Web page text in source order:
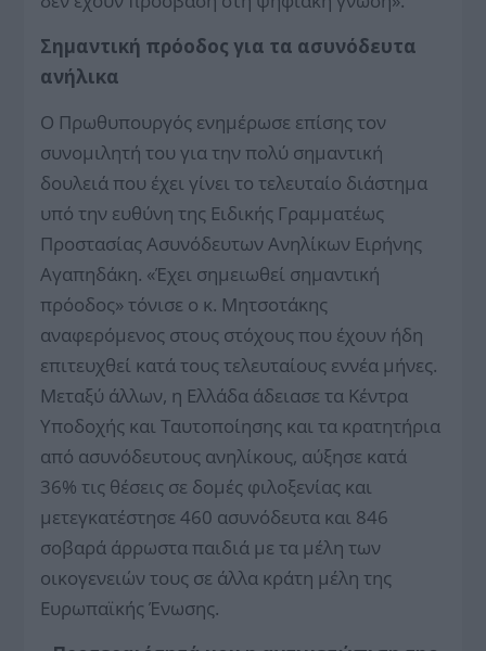
Σημαντική πρόοδος για τα ασυνόδευτα
ανήλικα
Ο Πρωθυπουργός ενημέρωσε επίσης τον
συνομιλητή του για την πολύ σημαντική
δουλειά που έχει γίνει το τελευταίο διάστημα
υπό την ευθύνη της Ειδικής Γραμματέως
Προστασίας Ασυνόδευτων Ανηλίκων Ειρήνης
Αγαπηδάκη. «Έχει σημειωθεί σημαντική
πρόοδος» τόνισε ο κ. Μητσοτάκης
αναφερόμενος στους στόχους που έχουν ήδη
επιτευχθεί κατά τους τελευταίους εννέα μήνες.
Μεταξύ άλλων, η Ελλάδα άδειασε τα Κέντρα
Υποδοχής και Ταυτοποίησης και τα κρατητήρια
από ασυνόδευτους ανηλίκους, αύξησε κατά
36% τις θέσεις σε δομές φιλοξενίας και
μετεγκατέστησε 460 ασυνόδευτα και 846
σοβαρά άρρωστα παιδιά με τα μέλη των
οικογενειών τους σε άλλα κράτη μέλη της
Ευρωπαϊκής Ένωσης.